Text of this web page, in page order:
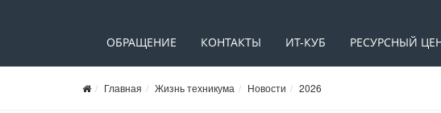
ОБРАЩЕНИЕ КОНТАКТЫ ИТ-КУБ РЕСУРСНЫЙ
Главная Жизнь техникума Новости 2026